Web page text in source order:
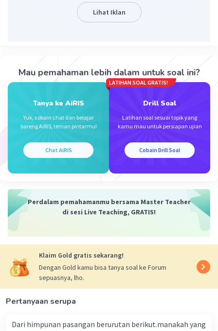
Iklan
Lihat Iklan
Mau pemahaman lebih dalam untuk soal ini?
Tanya ke AiRIS
Yuk, cobain chat dan belajar
bareng AiRIS, teman pintarmu!
Chat AiRIS
LATIHAN SOAL GRATIS!
Drill Soal
Latihan soal sesuai topik yang
kamu mau untuk persiapan ujian
Cobain Drill Soal
Perdalam pemahamanmu bersama Master Teacher
di sesi Live Teaching, GRATIS!
Klaim Gold gratis sekarang!
Dengan Gold kamu bisa tanya soal ke Forum
sepuasnya, lho.
Pertanyaan serupa
Dari himpunan pasangan berurutan berikut.manakah yang